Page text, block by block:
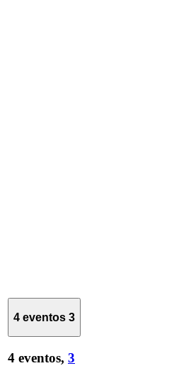
4 eventos 3
4 eventos, 3